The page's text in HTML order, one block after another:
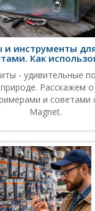
и инструменты
Как
- удивительные
Расскажем
и
Magnet.